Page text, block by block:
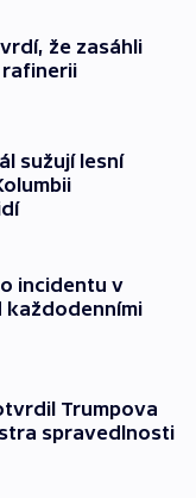
že zasáhli
rafinerii
sužují lesní
incidentu v
každodenními
Trumpova
spravedlnosti